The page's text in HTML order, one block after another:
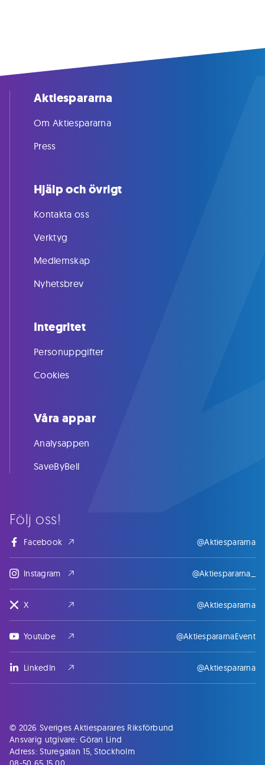
Följ oss!
Facebook @Aktiespararna
Instagram @Aktiespararna_
X @Aktiespararna
Youtube @AktiespararnaEvent
LinkedIn @Aktiespararna
Aktiespararna
Om Aktiespararna
Press
Hjälp och övrigt
Kontakta oss
Verktyg
Medlemskap
Nyhetsbrev
Integritet
Personuppgifter
Cookies
Våra appar
Analysappen
SaveByBell
© 2026 Sveriges Aktiesparares Riksförbund
Ansvarig utgivare: Göran Lind
Adress: Sturegatan 15, Stockholm